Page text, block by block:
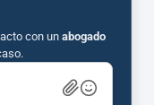
con un abogado